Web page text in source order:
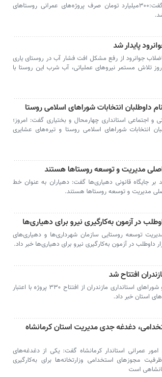
ساوه-بخشدار مرکزی ساوه گفت:۳۰۰میلیارد تومان صرف پروژه‌های عمرانی روستاهای
پایدار شد
جوانرود از رفع مشکل افت فشار آب در روستای یاری
تلاش مستمر نیروهای عملیاتی، آب شرب این روستا با
داوطلبان انتخابات شوراهای اسلامی روستا
و اجتماعی استانداری چهارمحال و بختیاری گفت: امروز؛
انتخابات شوراهای اسلامی روستا و تیره‌های عشایری
مدیریت و توسعه روستاها هستند
بر جایگاه قانونی دهیاری‌ها گفت: دهیاران به عنوان خط
مدیریت و توسعه روستاها هستند.
توسعه روستایی سازمان شهرداری‌ها و دهیاری‌های
نکا - مدیرکل امور روستایی و شوراهای استانداری مازندران از افتتاح ۳۳۰ پروژه با اعتبار
دغدغه جدی مدیریت استان کرمانشاه
عمرانی استاندار کرمانشاه گفت: یکی از دغدغه‌های
مجوزهای استخدامی وزارتخانه‌ها برای به‌کارگیری
است